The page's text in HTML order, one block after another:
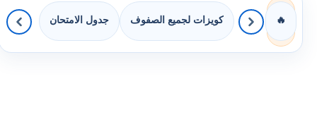
🔥 كويزات لجميع الصفوف جدول الامتحان